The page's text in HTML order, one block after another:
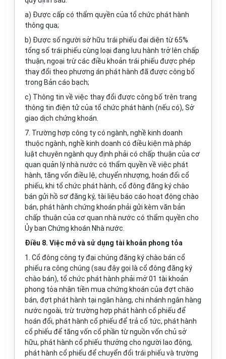
a) Được cấp có thẩm quyền của tổ chức phát hành
thông qua;
b) Được số người sở hữu trái phiếu đại diện từ 65%
tổng số trái phiếu cùng loại đang lưu hành trở lên chấp
thuận, ngoại trừ các điều khoản trái phiếu được phép
thay đổi theo phương án phát hành đã được công bố
trong Bản cáo bạch;
c) Thông tin về việc thay đổi được công bố trên trang
thông tin điện tử của tổ chức phát hành (nếu có), Sở
giao dịch chứng khoán.
7. Trường hợp công ty có ngành, nghề kinh doanh
thuộc ngành, nghề kinh doanh có điều kiện mà pháp
luật chuyên ngành quy định phải có chấp thuận của cơ
quan quản lý nhà nước có thẩm quyền về việc phát
hành, tăng vốn điều lệ, chuyển nhượng, hoán đổi cổ
phiếu, khi tổ chức phát hành, cổ đông đăng ký chào
bán gửi hồ sơ đăng ký, tài liệu báo cáo hoạt động chào
bán, phát hành chứng khoán phải gửi kèm văn bản
chấp thuận của cơ quan nhà nước có thẩm quyền cho
Ủy ban Chứng khoán Nhà nước.
Điều 8. Việc mở và sử dụng tài khoản phong tỏa
1. Cổ đông công ty đại chúng đăng ký chào bán cổ
phiếu ra công chúng (sau đây gọi là cổ đông đăng ký
chào bán), tổ chức phát hành phải mở 01 tài khoản
phong tỏa nhận tiền mua chứng khoán của đợt chào
bán, đợt phát hành tại ngân hàng, chi nhánh ngân hàng
nước ngoài, trừ trường hợp phát hành cổ phiếu để
hoán đổi, phát hành cổ phiếu để trả cổ tức, phát hành
cổ phiếu để tăng vốn cổ phần từ nguồn vốn chủ sở
hữu, phát hành cổ phiếu thưởng cho người lao động,
phát hành cổ phiếu để chuyển đổi trái phiếu và trường